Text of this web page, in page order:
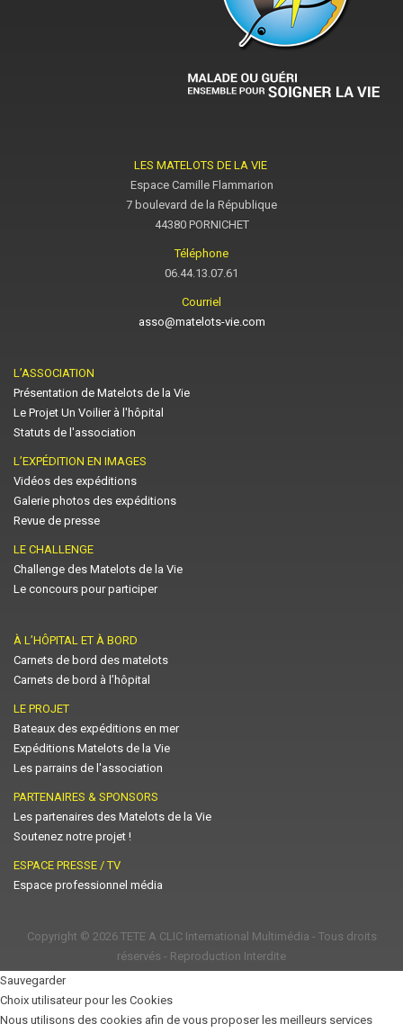
LES MATELOTS DE LA VIE
Espace Camille Flammarion
7 boulevard de la République
44380 PORNICHET
Téléphone
06.44.13.07.61
Courriel
asso@matelots-vie.com
L’ASSOCIATION
Présentation de Matelots de la Vie
Le Projet Un Voilier à l'hôpital
Statuts de l'association
L’EXPÉDITION EN IMAGES
Vidéos des expéditions
Galerie photos des expéditions
Revue de presse
LE CHALLENGE
Challenge des Matelots de la Vie
Le concours pour participer
À L’HÔPITAL ET À BORD
Carnets de bord des matelots
Carnets de bord à l’hôpital
LE PROJET
Bateaux des expéditions en mer
Expéditions Matelots de la Vie
Les parrains de l'association
PARTENAIRES & SPONSORS
Les partenaires des Matelots de la Vie
Soutenez notre projet !
ESPACE PRESSE / TV
Espace professionnel média
Copyright © 2026 TETE A CLIC International Multimédia - Tous droits
réservés - Reproduction Interdite
Sauvegarder
Choix utilisateur pour les Cookies
Nous utilisons des cookies afin de vous proposer les meilleurs services